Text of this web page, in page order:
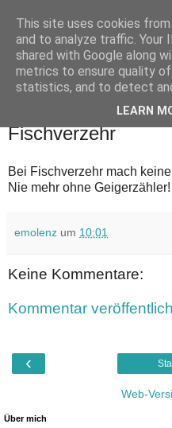
Zeitenhiebe
Satirische Kommentare
Fischverzehr
Bei Fischverzehr mach
Nie mehr ohne Geigerzähler!
emolenz um 10:01
Keine Kommentare:
Kommentar
‹
Web-
Über mich
This site uses cookies
and to analyze traffic. Your
shared with Google along
metrics to ensure quality
statistics, and to detect
LEARN